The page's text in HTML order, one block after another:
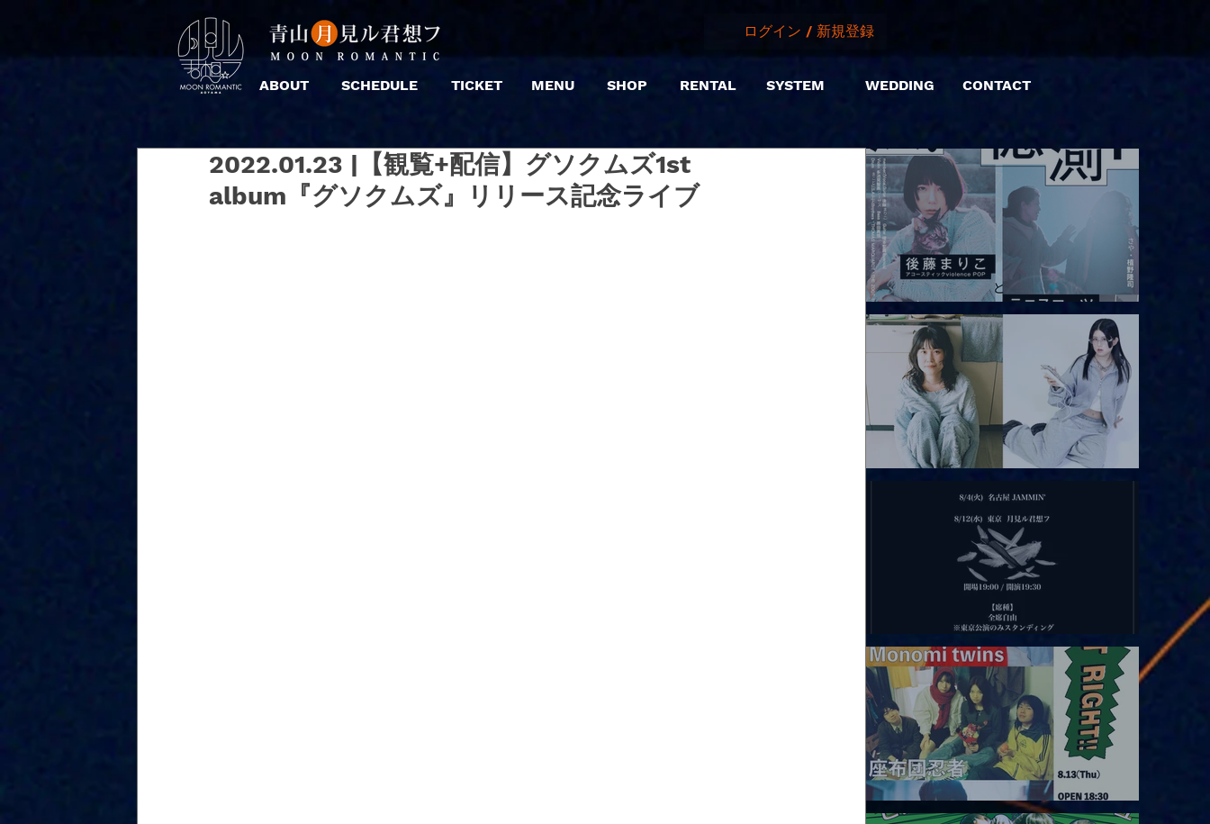
ABOUT SCHEDULE TICKET MENU SHOP
ログイン / 新規登録
RENTAL SYSTEM WEDDING CONTACT
2022.01.23 |【観覧+配信】グソクムズ1st
album『グソクムズ』リリース記念ライブ
2026.08.10 |【観覧】「巷のmyストーリー/風の憶測1～後藤まりこ
アコースティックviolence POPとテニスコーツ」
2026.08.12 |【観覧】田澤孝介 ソロワンマン 「Ballad Box 2026」
2026.08.13 |【観覧】JUST RIGHT!! vol.26